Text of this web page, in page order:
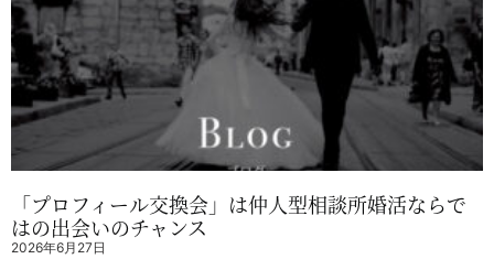
「プロフィール交換会」は仲人型相談所婚活ならで
はの出会いのチャンス
2026年6月27日